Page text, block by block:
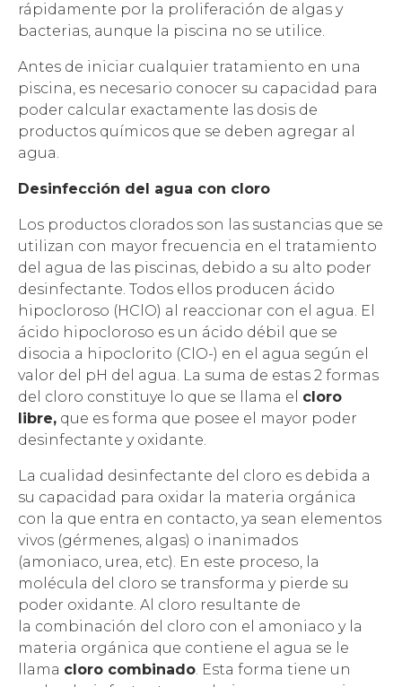
rápidamente por la proliferación de algas y
bacterias, aunque la piscina no se utilice.
Antes de iniciar cualquier tratamiento en una
piscina, es necesario conocer su capacidad para
poder calcular exactamente las dosis de
productos químicos que se deben agregar al
agua.
Desinfección del agua con cloro
Los productos clorados son las sustancias que se
utilizan con mayor frecuencia en el tratamiento
del agua de las piscinas, debido a su alto poder
desinfectante. Todos ellos producen ácido
hipocloroso (HClO) al reaccionar con el agua. El
ácido hipocloroso es un ácido débil que se
disocia a hipoclorito (ClO-) en el agua según el
valor del pH del agua. La suma de estas 2 formas
del cloro constituye lo que se llama el cloro
libre, que es forma que posee el mayor poder
desinfectante y oxidante.
La cualidad desinfectante del cloro es debida a
su capacidad para oxidar la materia orgánica
con la que entra en contacto, ya sean elementos
vivos (gérmenes, algas) o inanimados
(amoniaco, urea, etc). En este proceso, la
molécula del cloro se transforma y pierde su
poder oxidante. Al cloro resultante de
la combinación del cloro con el amoniaco y la
materia orgánica que contiene el agua se le
llama cloro combinado. Esta forma tiene un